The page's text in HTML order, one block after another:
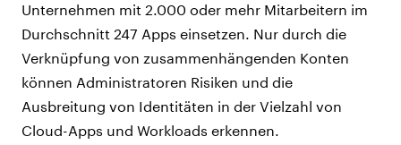
Unternehmen mit 2.000 oder mehr Mitarbeitern im
Durchschnitt 247 Apps einsetzen. Nur durch die
Verknüpfung von zusammenhängenden Konten
können Administratoren Risiken und die
Ausbreitung von Identitäten in der Vielzahl von
Cloud-Apps und Workloads erkennen.